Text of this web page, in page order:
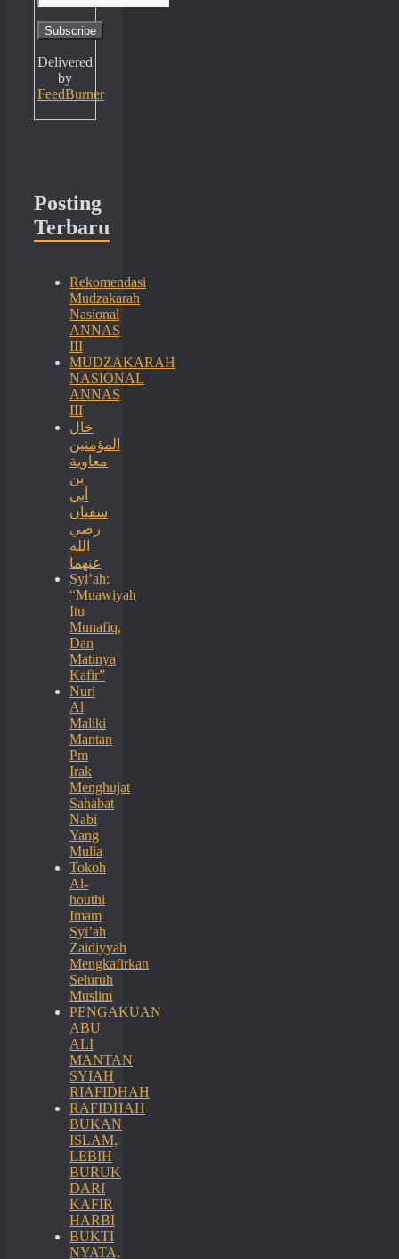
Delivered
by
FeedBurner
Posting
Terbaru
Rekomendasi
Mudzakarah
Nasional
ANNAS
III
MUDZAKARAH
NASIONAL
ANNAS
III
خال
المؤمنين
معاوية
بن
أبي
سفيان
رضي
الله
عنهما
Syi’ah:
“Muawiyah
Itu
Munafiq,
Dan
Matinya
Kafir”
Nuri
Al
Maliki
Mantan
Pm
Irak
Menghujat
Sahabat
Nabi
Yang
Mulia
Tokoh
Al-
houthi
Imam
Syi’ah
Zaidiyyah
Mengkafirkan
Seluruh
Muslim
PENGAKUAN
ABU
ALI
MANTAN
SYIAH
RIAFIDHAH
RAFIDHAH
BUKAN
ISLAM,
LEBIH
BURUK
DARI
KAFIR
HARBI
BUKTI
NYATA,